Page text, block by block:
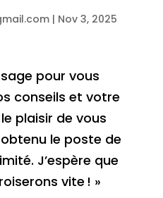
| Nov 3, 2025
pour vous
conseils et votre
plaisir de vous
le poste de
J’espère que
vite ! »